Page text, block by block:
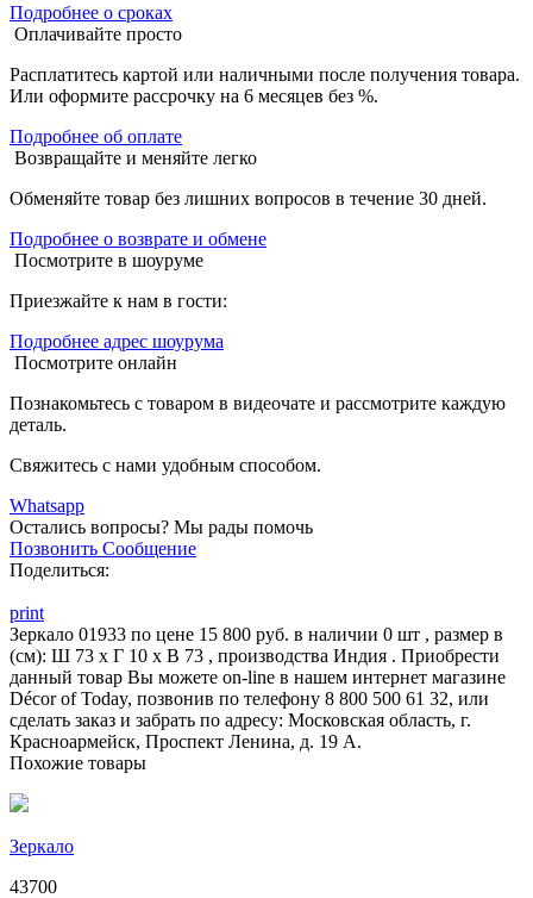
Подробнее о сроках
Оплачивайте просто
Расплатитесь картой или наличными после получения товара.
Или оформите рассрочку на 6 месяцев без %.
Подробнее об оплате
Возвращайте и меняйте легко
Обменяйте товар без лишних вопросов в течение 30 дней.
Подробнее о возврате и обмене
Посмотрите в шоуруме
Приезжайте к нам в гости:
Подробнее адрес шоурума
Посмотрите онлайн
Познакомьтесь с товаром в видеочате и рассмотрите каждую
деталь.
Свяжитесь с нами удобным способом.
Whatsapp
Остались вопросы? Мы рады помочь
Позвонить Сообщение
Поделиться:
print
Зеркало 01933 по цене 15 800 руб. в наличии 0 шт , размер в
(см): Ш 73 x Г 10 x В 73 , производства Индия . Приобрести
данный товар Вы можете on-line в нашем интернет магазине
Décor of Today, позвонив по телефону 8 800 500 61 32, или
сделать заказ и забрать по адресу: Московская область, г.
Красноармейск, Проспект Ленина, д. 19 А.
Похожие товары
Зеркало
43700